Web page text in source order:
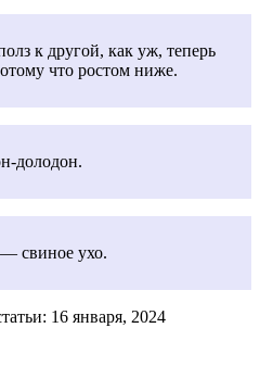
к другой, как уж, теперь
что ростом ниже.
долодон.
свиное ухо.
16 января, 2024